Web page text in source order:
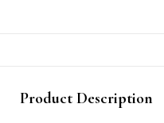
Product Description